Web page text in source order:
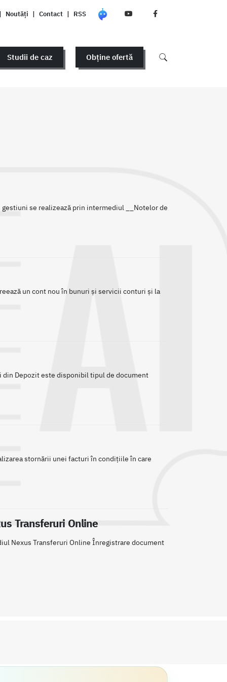
Noutăți | Contact | RSS
Studii de caz Obține ofertă
se realizează prin intermediul __Notelor de
un cont nou în bunuri și servicii conturi și la
Depozit este disponibil tipul de document
stornării unei facturi în condițiile în care
Transferuri Online
Nexus Transferuri Online Înregistrare document